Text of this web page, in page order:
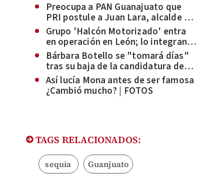
Preocupa a PAN Guanajuato que
PRI postule a Juan Lara, alcalde de
Villagrán como candidato con
simulaciones
Grupo 'Halcón Motorizado' entra
en operación en León; lo integran
36 elementos de seguridad
Bárbara Botello se "tomará días"
tras su baja de la candidatura de
León por Morena
Así lucía Mona antes de ser famosa
¿Cambió mucho? | FOTOS
TAGS RELACIONADOS:
sequía Guanjuato